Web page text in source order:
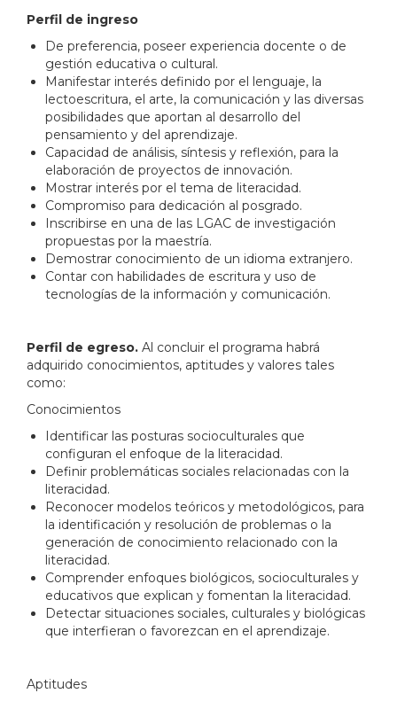
Perfil de ingreso
De preferencia, poseer experiencia docente o de
gestión educativa o cultural.
Manifestar interés definido por el lenguaje, la
lectoescritura, el arte, la comunicación y las diversas
posibilidades que aportan al desarrollo del
pensamiento y del aprendizaje.
Capacidad de análisis, síntesis y reflexión, para la
elaboración de proyectos de innovación.
Mostrar interés por el tema de literacidad.
Compromiso para dedicación al posgrado.
Inscribirse en una de las LGAC de investigación
propuestas por la maestría.
Demostrar conocimiento de un idioma extranjero.
Contar con habilidades de escritura y uso de
tecnologías de la información y comunicación.
Perfil de egreso. Al concluir el programa habrá
adquirido conocimientos, aptitudes y valores tales
como:
Conocimientos
Identificar las posturas socioculturales que
configuran el enfoque de la literacidad.
Definir problemáticas sociales relacionadas con la
literacidad.
Reconocer modelos teóricos y metodológicos, para
la identificación y resolución de problemas o la
generación de conocimiento relacionado con la
literacidad.
Comprender enfoques biológicos, socioculturales y
educativos que explican y fomentan la literacidad.
Detectar situaciones sociales, culturales y biológicas
que interfieran o favorezcan en el aprendizaje.
Aptitudes